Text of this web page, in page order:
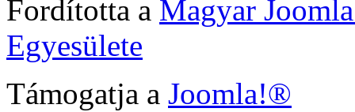
Fordította a Magyar
Egyesülete
Támogatja a Joomla!®